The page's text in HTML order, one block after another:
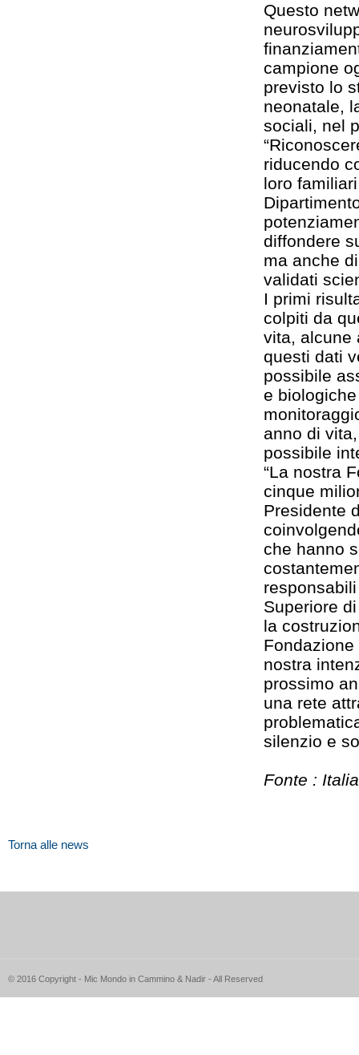
Questo
campione
previsto lo
neonatale,
sociali, nel
riducendo
loro
diffondere
ma anche
validati
I primi
colpiti da
vita, alcune
questi dati
possibile
e
anno di
possibile
“La nostra
cinque
Presidente
che hanno
Superiore
la
nostra
prossimo
una rete
silenzio e
Fonte :
Torna alle news
© 2016 Copyright - Mic Mondo in Cammino & Nadir - All Reserved